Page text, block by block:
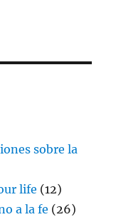
sobre la
life (12)
a la fe (26)